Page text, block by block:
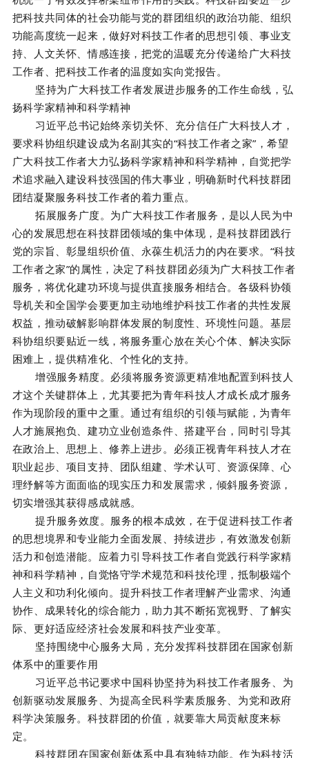
把科技共同体的社会功能与党的群团组织的政治功能、组织
功能高度统一起来，做好对科技工作者的思想引领、事业支
持、人文关怀、情感连接，把党的温暖充分传递给广大科技
工作者、把科技工作者的温度如实向党报告。
坚持为广大科技工作者发展进步服务的工作生命线，弘
扬科学家精神和科学精神
习近平总书记始终亲切关怀、充分信任广大科技人才，
要求科协组织建设成为名副其实的“科技工作者之家”，希望
广大科技工作者大力弘扬科学家精神和科学精神，自觉把学
术追求融入建设科技强国的伟大事业，明确新时代科技群团
团结凝聚服务科技工作者的着力重点。
拓展服务广度。为广大科技工作者服务，是以人民为中
心的发展思想在科技群团领域的集中体现，是科技群团践行
党的宗旨、彰显组织价值、永葆生机活力的内在要求。“科技
工作者之家”的属性，决定了科技群团必须为广大科技工作者
服务，将优化建功环境与提供直接服务相结合。各级科协领
导机关和全国学会要更加主动地维护科技工作者的共性发展
权益，推动破解影响群体发展的制度性、环境性问题。基层
科协组织要贴近一线，将服务重心放在关心个体、解决实际
困难上，提供精准化、个性化的支持。
增强服务精度。必须将服务资源更精准地配置到科技人
才这个关键群体上，尤其要把为青年科技人才成长成才服务
作为现阶段的重中之重。通过有组织的引领与赋能，为青年
人才施展抱负、建功立业创造条件、搭建平台，同时引导其
在政治上、思想上、修养上进步。必须正视青年科技人才在
职业起步、项目支持、团队组建、学术认可、资源保障、心
理纾解等方面面临的现实压力和发展需求，倾斜服务资源，
切实增强其获得感成就感。
提升服务效度。服务的根本成效，在于促进科技工作者
的思想境界和专业能力全面发展、持续进步，有效激发创新
活力和创造潜能。应着力引导科技工作者自觉践行科学家精
神和科学精神，自觉恪守学术规范和科技伦理，抵制极端个
人主义和功利化倾向。提升科技工作者理解产业需求、沟通
协作、成果转化的综合能力，助力其不断拓宽视野、了解实
际、更好适应经济社会发展和科技产业变革。
坚持围绕中心服务大局，充分发挥科技群团在国家创新
体系中的重要作用
习近平总书记要求中国科协坚持为科技工作者服务、为
创新驱动发展服务、为提高全民科学素质服务、为党和政府
科学决策服务。科技群团的价值，就要靠大局贡献度来标
定。
科技群团在国家创新体系中具有独特功能。作为科技活